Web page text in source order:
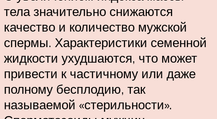
тела значительно снижаются
качество и количество мужской
спермы. Характеристики семенной
жидкости ухудшаются, что может
привести к частичному или даже
полному бесплодию, так
называемой «стерильности».